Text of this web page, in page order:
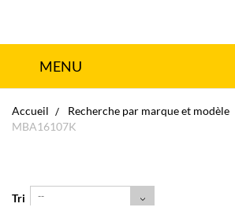
MENU
Accueil Recherche par marque et modèle
MBA16107K
Tri --